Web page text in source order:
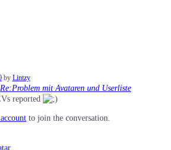
by Lintzy
Re:Problem mit Avataren und Userliste
reported
to join the conversation.